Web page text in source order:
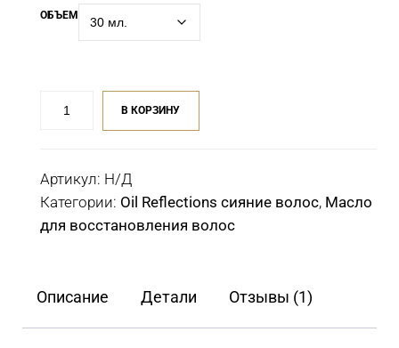
ОБЪЕМ
масло
для
В КОРЗИНУ
Артикул: Н/Д
Категории: Oil Reflections сияние волос, Масло
для восстановления волос
Описание Детали Отзывы (1)